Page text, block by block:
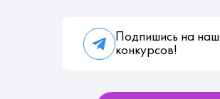
Подпишись на наш
конкурсов!